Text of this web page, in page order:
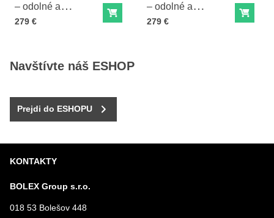
– odolné a
ekologické
Cena s DPH
279 € Do košíka
– odolné a
ekologické
Cena s DPH
279 € Do
Navštívte náš ESHOP
Prejdi do ESHOPU
KONTAKTY
BOLEX Group s.r.o.
018 53 Bolešov 448